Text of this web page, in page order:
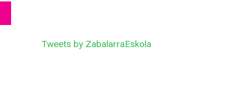
Tweets by ZabalarraEskola